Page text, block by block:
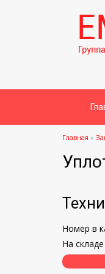
Главная »
Номер в
На складе